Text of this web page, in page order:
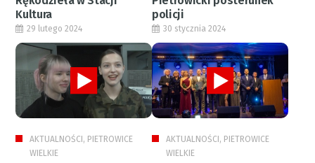
Kultura
policji
29 lutego 2024
AKTUALNOŚCI, PIETROWICE
WIELKIE
30 stycznia 2024
AKTUALNOŚCI, PIETROWICE
WIELKIE